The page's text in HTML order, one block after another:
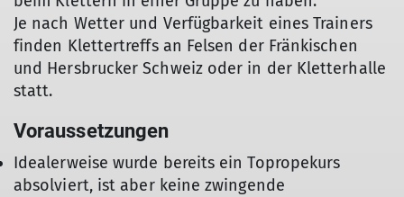
Je nach Wetter und Verfügbarkeit eines Trainers
finden Klettertreffs an Felsen der Fränkischen
und Hersbrucker Schweiz oder in der Kletterhalle
statt.
Voraussetzungen
Idealerweise wurde bereits ein Topropekurs
absolviert, ist aber keine zwingende